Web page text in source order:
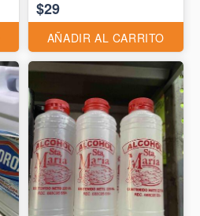
$29
AÑADIR AL CARRITO